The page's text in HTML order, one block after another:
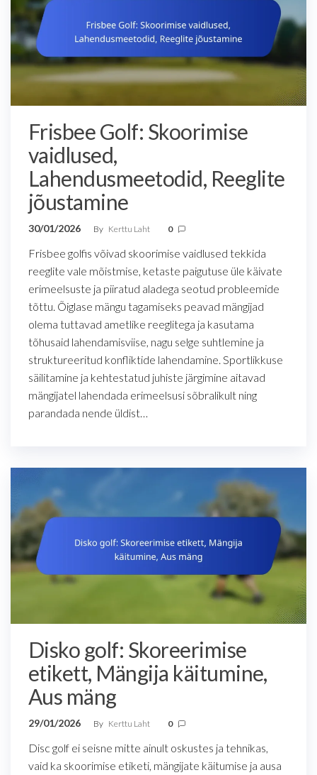
Frisbee Golf: Skoorimise
vaidlused,
Lahendusmeetodid, Reeglite
jõustamine
30/01/2026 By Kerttu Laht 0
Frisbee golfis võivad skoorimise vaidlused tekkida
reeglite vale mõistmise, ketaste paigutuse üle käivate
erimeelsuste ja piiratud aladega seotud probleemide
tõttu. Õiglase mängu tagamiseks peavad mängijad
olema tuttavad ametlike reeglitega ja kasutama
tõhusaid lahendamisviise, nagu selge suhtlemine ja
struktureeritud konfliktide lahendamine. Sportlikkuse
säilitamine ja kehtestatud juhiste järgimine aitavad
mängijatel lahendada erimeelsusi sõbralikult ning
parandada nende üldist…
Disko golf: Skoreerimise
etikett, Mängija käitumine,
Aus mäng
29/01/2026 By Kerttu Laht 0
Disc golf ei seisne mitte ainult oskustes ja tehnikas,
vaid ka skoorimise etiketi, mängijate käitumise ja ausa